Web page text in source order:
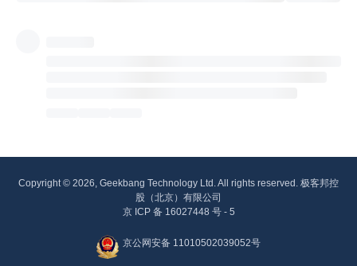
Copyright © 2026, Geekbang Technology Ltd. All rights reserved. 极客邦控
股（北京）有限公司
京 ICP 备 16027448 号 - 5
京公网安备 11010502039052号